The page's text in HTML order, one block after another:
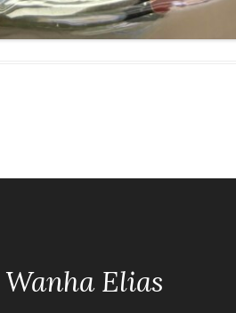
Elias